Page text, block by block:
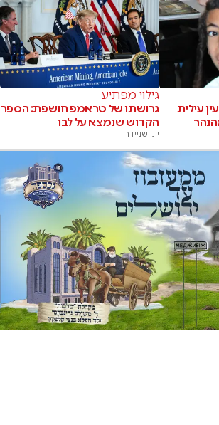
עילית
גילוי מפתיע
גרושתו של טראמפ חושפת: הספר
הקדוש שנמצא על לבו
יוני שניידר